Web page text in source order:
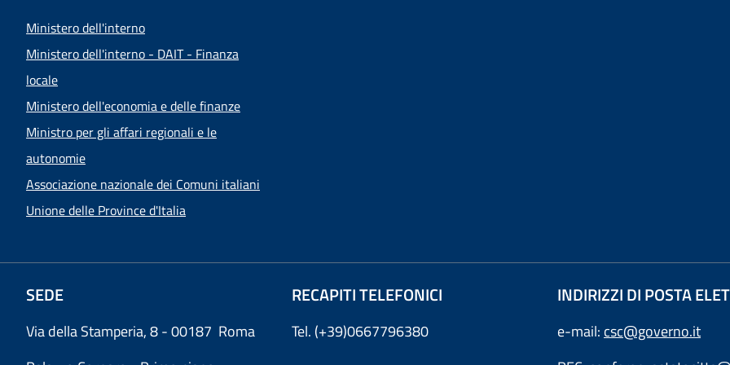
Ministero dell'interno
Ministero dell'interno - DAIT - Finanza
locale
Ministero dell'economia e delle finanze
Ministro per gli affari regionali e le
autonomie
Associazione nazionale dei Comuni italiani
Unione delle Province d'Italia
SEDE
Via della Stamperia, 8 - 00187 Roma
RECAPITI TELEFONICI
Tel. (+39)0667796380
INDIRIZZI DI POSTA
e-mail: csc@governo.it